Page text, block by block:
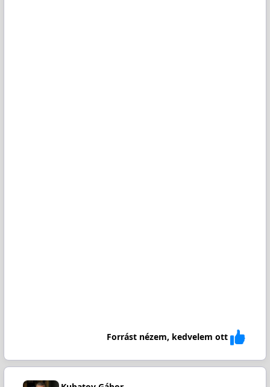
Forrást nézem, kedvelem ott